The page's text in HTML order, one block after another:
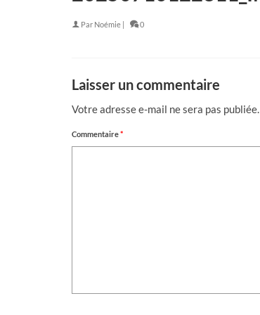
Par Noémie | 0
Laisser un commentaire
Votre adresse e-mail ne sera pas publiée.
Commentaire*